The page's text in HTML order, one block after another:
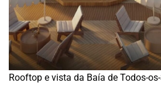
Rooftop e vista da Baía de Todos-